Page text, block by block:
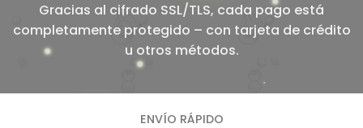
Gracias al cifrado SSL/TLS, cada pago está
completamente protegido – con tarjeta de crédito
u otros métodos.
ENVÍO RÁPIDO